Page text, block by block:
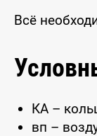
Всё
КА –
вп –